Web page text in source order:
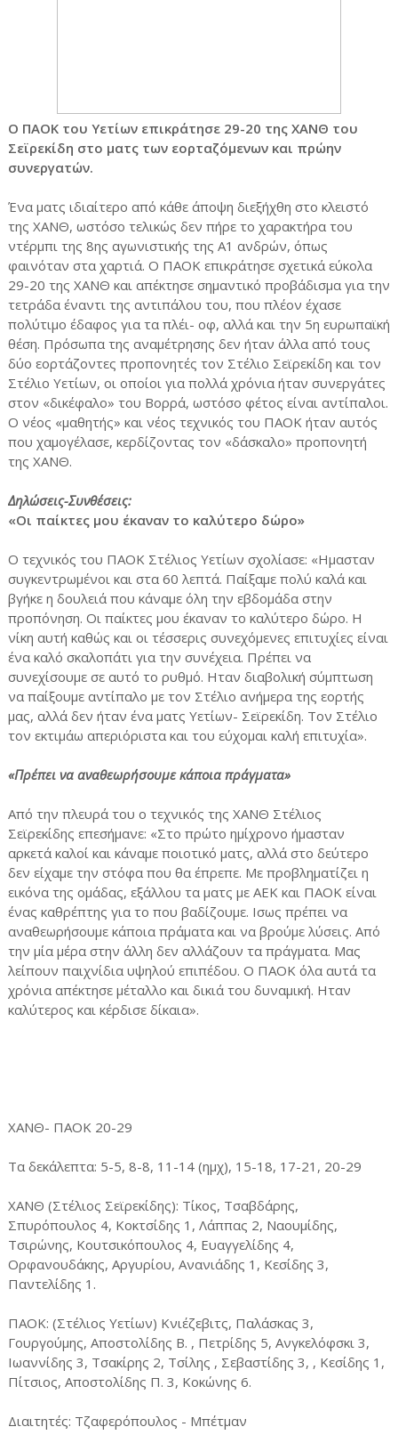
Ο ΠΑΟΚ του Υετίων επικράτησε 29-20 της ΧΑΝΘ του
Σεϊρεκίδη στο ματς των εορταζόμενων και πρώην
συνεργατών.
Ένα ματς ιδιαίτερο από κάθε άποψη διεξήχθη στο κλειστό
της ΧΑΝΘ, ωστόσο τελικώς δεν πήρε το χαρακτήρα του
ντέρμπι της 8ης αγωνιστικής της Α1 ανδρών, όπως
φαινόταν στα χαρτιά. Ο ΠΑΟΚ επικράτησε σχετικά εύκολα
29-20 της ΧΑΝΘ και απέκτησε σημαντικό προβάδισμα για την
τετράδα έναντι της αντιπάλου του, που πλέον έχασε
πολύτιμο έδαφος για τα πλέι- οφ, αλλά και την 5η ευρωπαϊκή
θέση. Πρόσωπα της αναμέτρησης δεν ήταν άλλα από τους
δύο εορτάζοντες προπονητές τον Στέλιο Σεϊρεκίδη και τον
Στέλιο Υετίων, οι οποίοι για πολλά χρόνια ήταν συνεργάτες
στον «δικέφαλο» του Βορρά, ωστόσο φέτος είναι αντίπαλοι.
Ο νέος «μαθητής» και νέος τεχνικός του ΠΑΟΚ ήταν αυτός
που χαμογέλασε, κερδίζοντας τον «δάσκαλο» προπονητή
της ΧΑΝΘ.
Δηλώσεις-Συνθέσεις:
«Οι παίκτες μου έκαναν το καλύτερο δώρο»
Ο τεχνικός του ΠΑΟΚ Στέλιος Υετίων σχολίασε: «Ημασταν
συγκεντρωμένοι και στα 60 λεπτά. Παίξαμε πολύ καλά και
βγήκε η δουλειά που κάναμε όλη την εβδομάδα στην
προπόνηση. Οι παίκτες μου έκαναν το καλύτερο δώρο. Η
νίκη αυτή καθώς και οι τέσσερις συνεχόμενες επιτυχίες είναι
ένα καλό σκαλοπάτι για την συνέχεια. Πρέπει να
συνεχίσουμε σε αυτό το ρυθμό. Ηταν διαβολική σύμπτωση
να παίξουμε αντίπαλο με τον Στέλιο ανήμερα της εορτής
μας, αλλά δεν ήταν ένα ματς Υετίων- Σεϊρεκίδη. Τον Στέλιο
τον εκτιμάω απεριόριστα και του εύχομαι καλή επιτυχία».
«Πρέπει να αναθεωρήσουμε κάποια πράγματα»
Από την πλευρά του ο τεχνικός της ΧΑΝΘ Στέλιος
Σεϊρεκίδης επεσήμανε: «Στο πρώτο ημίχρονο ήμασταν
αρκετά καλοί και κάναμε ποιοτικό ματς, αλλά στο δεύτερο
δεν είχαμε την στόφα που θα έπρεπε. Με προβληματίζει η
εικόνα της ομάδας, εξάλλου τα ματς με ΑΕΚ και ΠΑΟΚ είναι
ένας καθρέπτης για το που βαδίζουμε. Ισως πρέπει να
αναθεωρήσουμε κάποια πράματα και να βρούμε λύσεις. Από
την μία μέρα στην άλλη δεν αλλάζουν τα πράγματα. Μας
λείπουν παιχνίδια υψηλού επιπέδου. Ο ΠΑΟΚ όλα αυτά τα
χρόνια απέκτησε μέταλλο και δικιά του δυναμική. Ηταν
καλύτερος και κέρδισε δίκαια».
ΧΑΝΘ- ΠΑΟΚ 20-29
Τα δεκάλεπτα: 5-5, 8-8, 11-14 (ημχ), 15-18, 17-21, 20-29
ΧΑΝΘ (Στέλιος Σεϊρεκίδης): Τίκος, Τσαβδάρης,
Σπυρόπουλος 4, Κοκτσίδης 1, Λάππας 2, Ναουμίδης,
Τσιρώνης, Κουτσικόπουλος 4, Ευαγγελίδης 4,
Ορφανουδάκης, Αργυρίου, Ανανιάδης 1, Κεσίδης 3,
Παντελίδης 1.
ΠΑΟΚ: (Στέλιος Υετίων) Κνιέζεβιτς, Παλάσκας 3,
Γουργούμης, Αποστολίδης Β. , Πετρίδης 5, Ανγκελόφσκι 3,
Ιωαννίδης 3, Τσακίρης 2, Τσίλης , Σεβαστίδης 3, , Κεσίδης 1,
Πίτσιος, Αποστολίδης Π. 3, Κοκώνης 6.
Διαιτητές: Τζαφερόπουλος - Μπέτμαν